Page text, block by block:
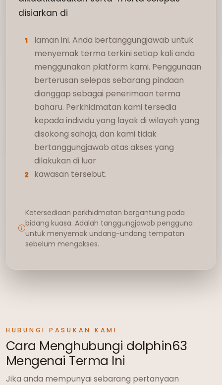
disiarkan di
1
laman ini. Anda bertanggungjawab untuk
menyemak terma terkini setiap kali anda
menggunakan platform kami. Penggunaan
berterusan selepas sebarang pindaan
dianggap sebagai penerimaan terma
baharu. Perkhidmatan kami tersedia
kepada individu yang layak di wilayah yang
disokong sahaja, dan kami tidak
bertanggungjawab atas akses yang
dilakukan di luar
2 kawasan tersebut.
Ketersediaan perkhidmatan bergantung pada
bidang kuasa. Adalah tanggungjawab pengguna
untuk menyemak undang-undang tempatan
sebelum mengakses.
HUBUNGI PASUKAN KAMI
Cara Menghubungi dolphin63
Mengenai Terma Ini
Jika anda mempunyai sebarang pertanyaan